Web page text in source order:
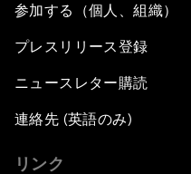
参加する（個人、組織）
プレスリリース登録
ニュースレター購読
連絡先 (英語のみ)
リンク